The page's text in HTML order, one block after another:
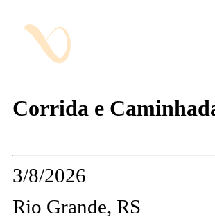
Corrida e
3/8/2026
Rio Grande, RS